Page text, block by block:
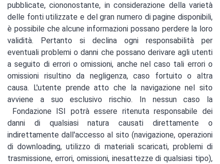
pubblicate, ciononostante, in considerazione della varietà
delle fonti utilizzate e del gran numero di pagine disponibili,
è possibile che alcune informazioni possano perdere la loro
validità. Pertanto si declina ogni responsabilità per
eventuali problemi o danni che possano derivare agli utenti
a seguito di errori o omissioni, anche nel caso tali errori o
omissioni risultino da negligenza, caso fortuito o altra
causa. L'utente prende atto che la navigazione nel sito
avviene a suo esclusivo rischio. In nessun caso la
Fondazione ISI potrà essere ritenuta responsabile dei
danni di qualsiasi natura causati direttamente o
indirettamente dall'accesso al sito (navigazione, operazioni
di downloading, utilizzo di materiali scaricati, problemi di
trasmissione, errori, omissioni, inesattezze di qualsiasi tipo),